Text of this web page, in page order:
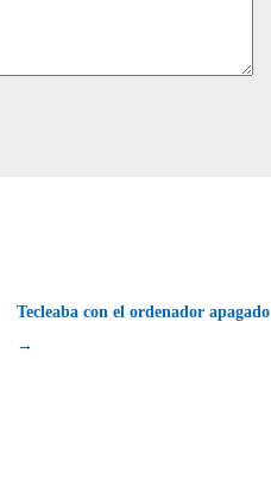
Tecleaba con el ordenador apagado
→